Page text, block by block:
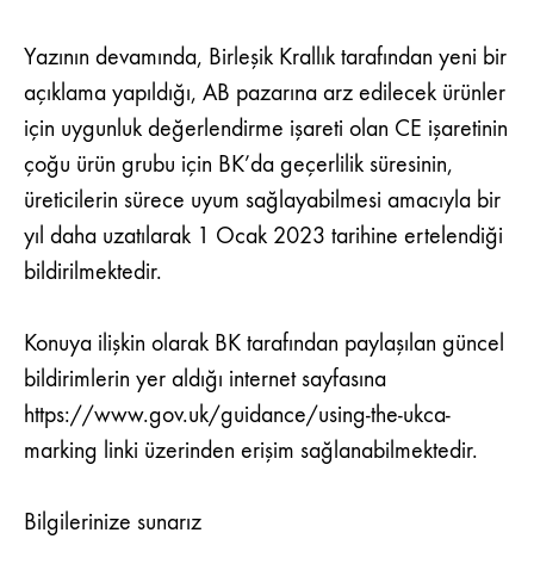
Yazının devamında, Birleşik Krallık tarafından yeni bir
açıklama yapıldığı, AB pazarına arz edilecek ürünler
için uygunluk değerlendirme işareti olan CE işaretinin
çoğu ürün grubu için BK’da geçerlilik süresinin,
üreticilerin sürece uyum sağlayabilmesi amacıyla bir
yıl daha uzatılarak 1 Ocak 2023 tarihine ertelendiği
bildirilmektedir.
Konuya ilişkin olarak BK tarafından paylaşılan güncel
bildirimlerin yer aldığı internet sayfasına
https://www.gov.uk/guidance/using-the-ukca-
marking linki üzerinden erişim sağlanabilmektedir.
Bilgilerinize sunarız